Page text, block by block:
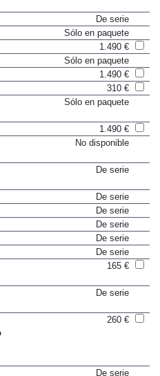
De serie
Sólo en paquete
1.490 €
Sólo en paquete
1.490 €
310 €
1.490 €
De serie
De serie
De serie
De serie
De serie